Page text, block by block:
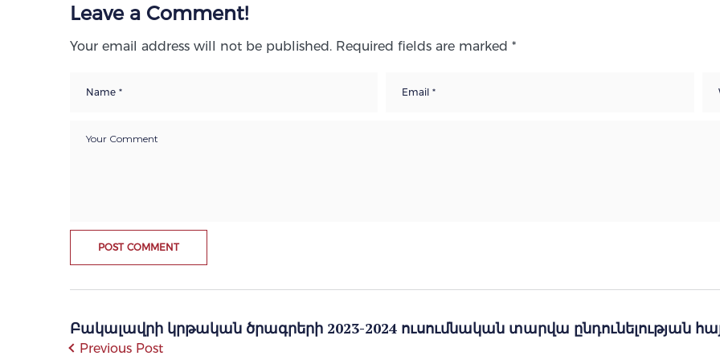
Leave a Comment!
Your email address will not be published. Required fields are marked *
Բակալավրի կրթական ծրագրերի 2023-2024 ուսումնական տարվա ընդունելության
Previous Post